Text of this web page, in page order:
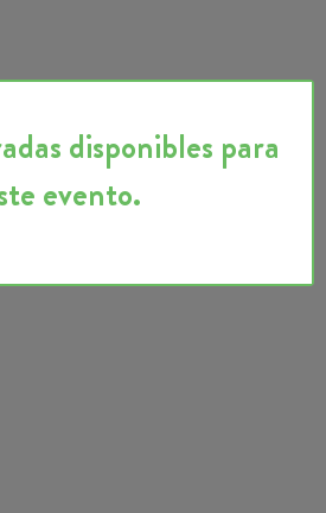
disponibles para
evento.